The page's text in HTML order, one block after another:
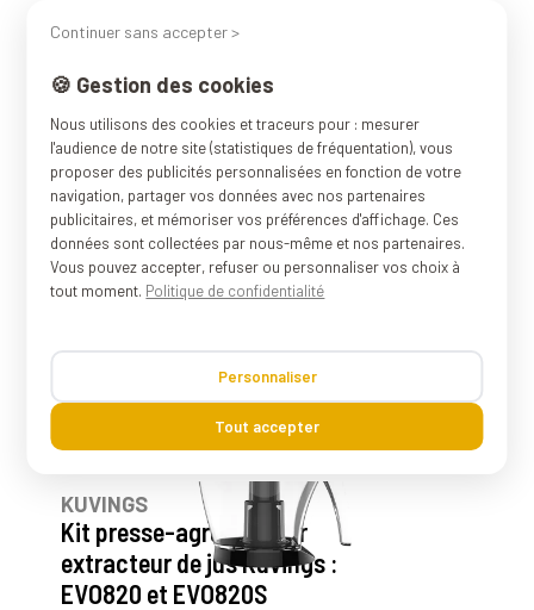
Jus AUTO10S - Blanc
Prix
797,90 €
PACK
KUVINGS
REVO830 Offre Intégrale - Noir
Prix
747,90 €
PACK
209avis
REVO830 Offre Intégrale - Blanc
Prix
747,90 €
KUVINGS
Kit presse-agrume pour
extracteur de jus Kuvings :
EVO820 et EVO820S
Continuer sans accepter >
🍪 Gestion des cookies
Nous utilisons des cookies et traceurs pour : mesurer
l'audience de notre site (statistiques de fréquentation), vous
proposer des publicités personnalisées en fonction de votre
navigation, partager vos données avec nos partenaires
publicitaires, et mémoriser vos préférences d'affichage. Ces
données sont collectées par nous-même et nos partenaires.
Vous pouvez accepter, refuser ou personnaliser vos choix à
tout moment. Politique de confidentialité
Personnaliser
Tout accepter